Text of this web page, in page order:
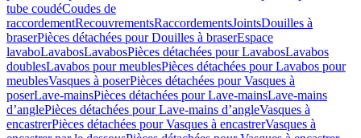
tube coudéCoudes de
raccordementRecouvrementsRaccordementsJointsDouilles à
braserPièces détachées pour Douilles à braserEspace
lavaboLavabosLavabosPièces détachées pour LavabosLavabos
doublesLavabos pour meublesPièces détachées pour Lavabos pour
meublesVasques à poserPièces détachées pour Vasques à
poserLave-mainsPièces détachées pour Lave-mainsLave-mains
d’anglePièces détachées pour Lave-mains d’angleVasques à
encastrerPièces détachées pour Vasques à encastrerVasques à